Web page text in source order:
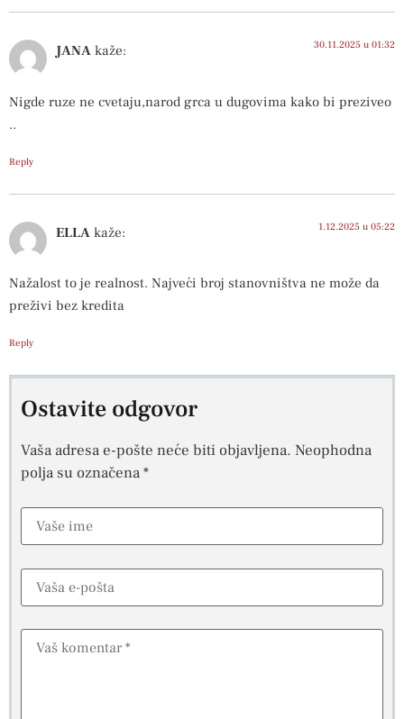
JANA kaže: 30.11.2025 u 01:32
Nigde ruze ne cvetaju,narod grca u dugovima kako bi preziveo
..
Reply
ELLA kaže: 1.12.2025 u 05:22
Nažalost to je realnost. Najveći broj stanovništva ne može da
preživi bez kredita
Reply
Ostavite odgovor
Vaša adresa e-pošte neće biti objavljena. Neophodna
polja su označena*